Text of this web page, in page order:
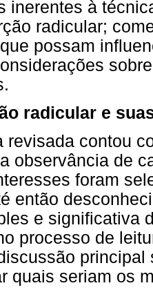
inerentes à
radicular;
possam
radicular e
revisada contou
observância de
foram
então
e significativa
processo de
quais seriam os